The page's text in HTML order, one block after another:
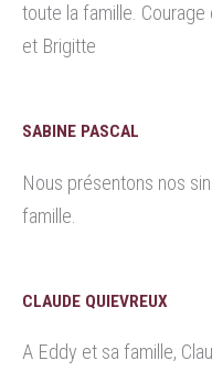
toute la famille.
et Brigitte
SABINE PASCAL
Nous présentons nos
famille.
CLAUDE QUIEVREUX
A Eddy et sa famille,